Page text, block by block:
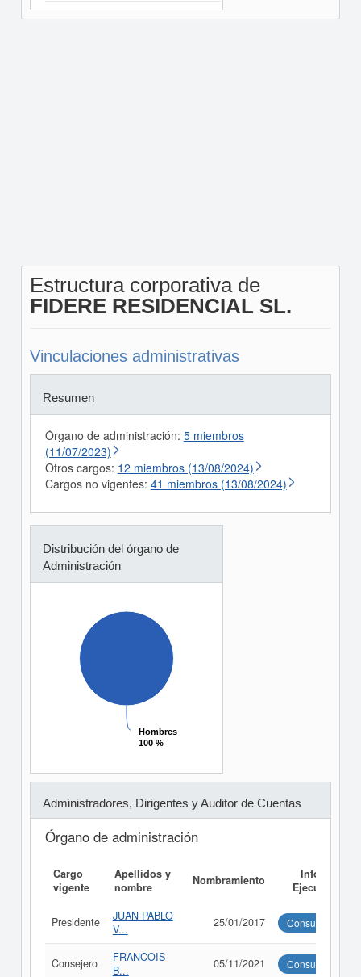
Estructura corporativa de
FIDERE RESIDENCIAL SL.
Vinculaciones administrativas
Resumen
Órgano de administración: 5 miembros
(11/07/2023)
Otros cargos: 12 miembros (13/08/2024)
Cargos no vigentes: 41 miembros (13/08/2024)
Distribución del órgano de
Administración
Hombres
100 %
Hombres
100 %
Administradores, Dirigentes y Auditor de Cuentas
Órgano de administración
Cargo
vigente
Apellidos y
nombre
Nombramiento
Informe
Ejecutivo
Presidente
JUAN PABLO
V...
25/01/2017 Consultar
Consejero
FRANCOIS
B...
05/11/2021 Consultar